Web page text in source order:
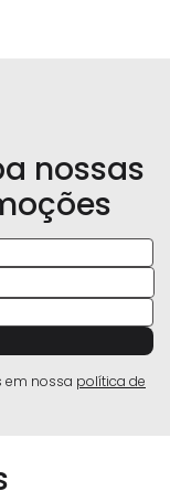
nossas
em nossa política de